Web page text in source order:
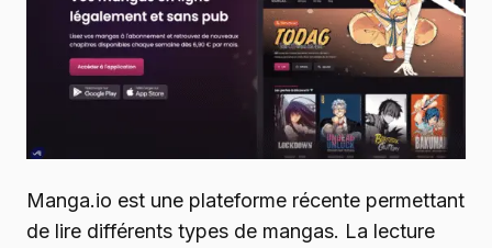
Manga.io est une plateforme récente permettant
de lire différents types de mangas. La lecture